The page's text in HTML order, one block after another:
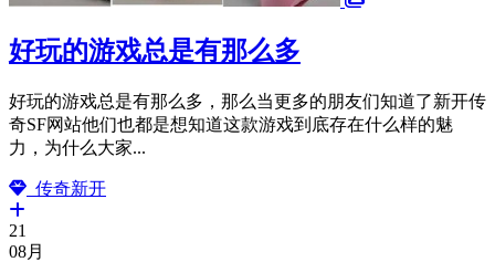
好玩的游戏总是有那么多
好玩的游戏总是有那么多，那么当更多的朋友们知道了新开传
奇SF网站他们也都是想知道这款游戏到底存在什么样的魅
力，为什么大家...
传奇新开
21
08月